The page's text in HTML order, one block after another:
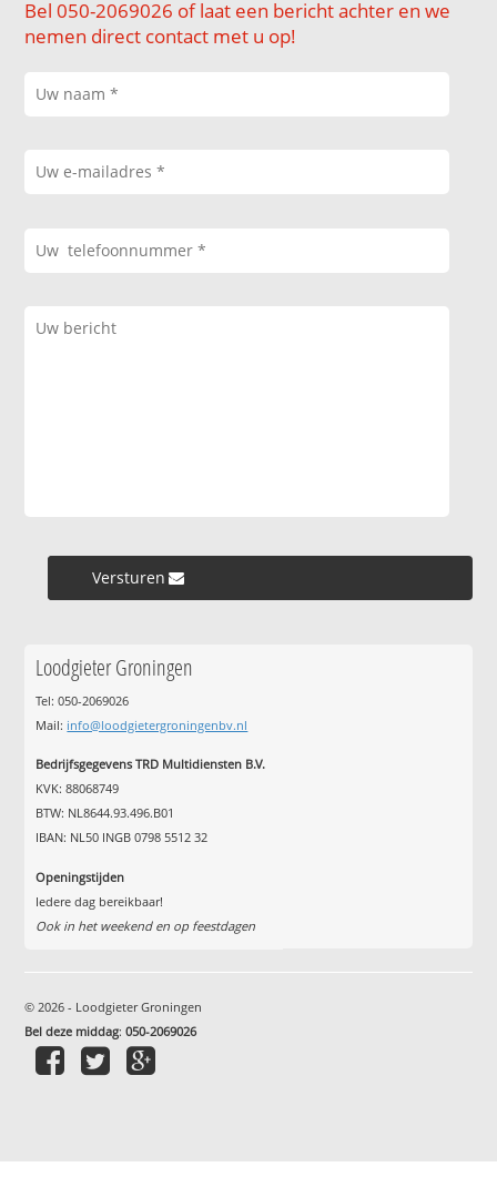
Bel 050-2069026 of laat een bericht achter en we
nemen direct contact met u op!
Versturen »
Loodgieter Groningen
Tel: 050-2069026
Mail: info@loodgietergroningenbv.nl
Bedrijfsgegevens TRD Multidiensten B.V.
KVK: 88068749
BTW: NL8644.93.496.B01
IBAN: NL50 INGB 0798 5512 32
Openingstijden
Iedere dag bereikbaar!
Ook in het weekend en op feestdagen
© 2026 - Loodgieter Groningen
Bel deze middag:050-2069026